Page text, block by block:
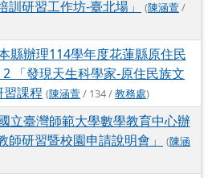
研習工作坊-臺北場」
(陳涵萱/
縣辦理114學年度花蓮縣原住民
「發現天生科學家-原住民族文
課程 (陳涵萱/ 134 /教務處)
立臺灣師範大學數學教育中心辦
研習暨校園申請說明會」
(陳涵